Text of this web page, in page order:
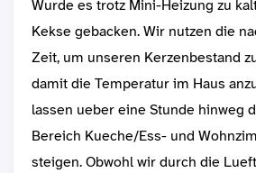
Wurde es trotz Mini-Heizung zu
Kekse gebacken. Wir nutzen die
Zeit, um unseren Kerzenbestand
damit die Temperatur im Haus
lassen ueber eine Stunde hinweg
Bereich Kueche/Ess- und
steigen. Obwohl wir durch die